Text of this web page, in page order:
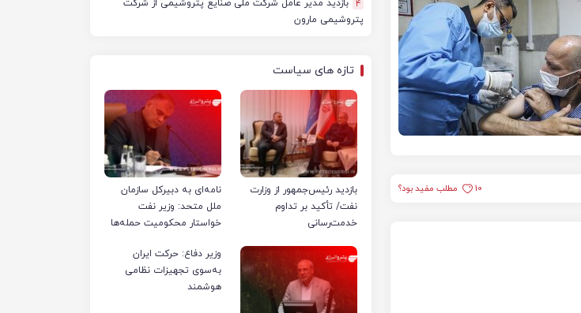
10 مطلب مفید بود؟
4 بازدید مدیر عامل شرکت ملی صنایع پتروشیمی از شرکت
پتروشیمی مارون
تازه های سیاست
بازدید رئیس‌جمهور از وزارت
نفت/ تأکید بر تداوم
خدمت‌رسانی
نامه‌ای به دبیرکل سازمان
ملل متحد: وزیر نفت
خواستار محکومیت حمله‌ها
ایران شد
وزیر دفاع: حرکت ایران
به‌سوی تجهیزات نظامی
هوشمند